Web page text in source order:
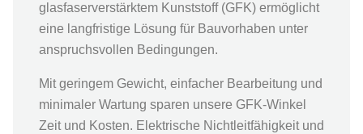
glasfaserverstärktem Kunststoff (GFK) ermöglicht
eine langfristige Lösung für Bauvorhaben unter
anspruchsvollen Bedingungen.
Mit geringem Gewicht, einfacher Bearbeitung und
minimaler Wartung sparen unsere GFK-Winkel
Zeit und Kosten. Elektrische Nichtleitfähigkeit und